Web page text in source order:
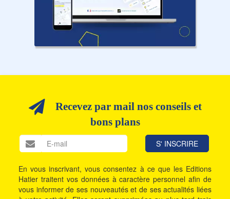
Recevez par mail nos conseils et
bons plans
En vous inscrivant, vous consentez à ce que les Editions
Hatier traitent vos données à caractère personnel afin de
vous informer de ses nouveautés et de ses actualités liées